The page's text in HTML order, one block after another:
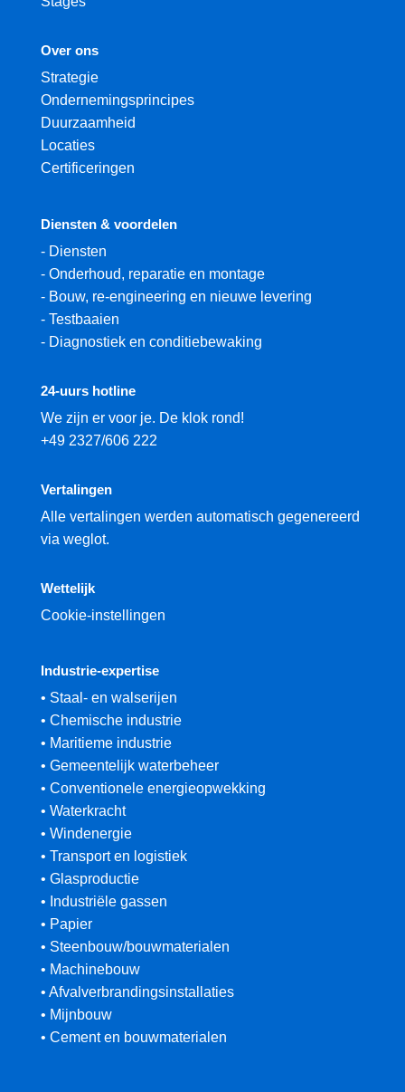
Over ons
Strategie
Ondernemingsprincipes
Duurzaamheid
Locaties
Certificeringen
Diensten & voordelen
- Diensten
- Onderhoud, reparatie en montage
- Bouw, re-engineering en nieuwe levering
- Testbaaien
- Diagnostiek en conditiebewaking
24-uurs hotline
We zijn er voor je. De klok rond!
+49 2327/606 222
Vertalingen
Alle vertalingen werden automatisch gegenereerd
via weglot.
Wettelijk
Cookie-instellingen
Industrie-expertise
• Staal- en walserijen
• Chemische industrie
• Maritieme industrie
• Gemeentelijk waterbeheer
• Conventionele energieopwekking
• Waterkracht
• Windenergie
• Transport en logistiek
• Glasproductie
• Industriële gassen
• Papier
• Steenbouw/bouwmaterialen
• Machinebouw
• Afvalverbrandingsinstallaties
• Mijnbouw
• Cement en bouwmaterialen